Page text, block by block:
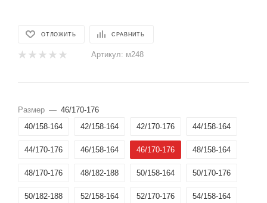
ОТЛОЖИТЬ СРАВНИТЬ
Артикул: м248
Размер — 46/170-176
40/158-164
42/158-164 42/170-176 44/158-164
44/170-176 46/158-164 46/170-176 48/158-164
48/170-176 48/182-188 50/158-164 50/170-176
50/182-188 52/158-164 52/170-176 54/158-164